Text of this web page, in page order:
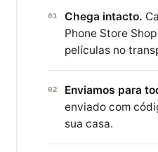
01 Chega intacto.
Phone Store
películas no
02 Enviamos para
enviado com
sua casa.